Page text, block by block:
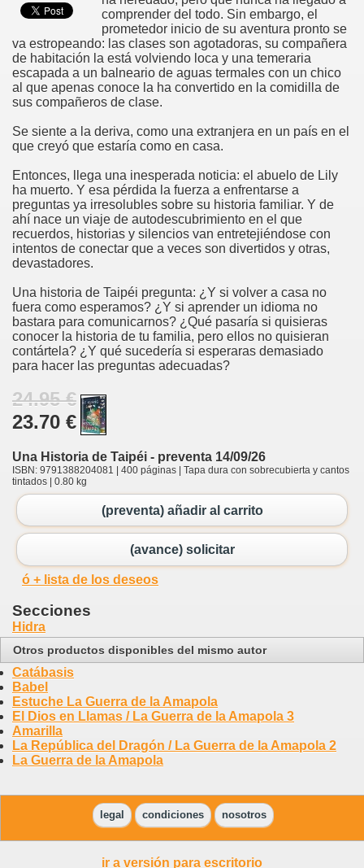
comprender del todo. Sin embargo, el
prometedor inicio de su aventura pronto se
va estropeando: las clases son agotadoras, su compañera
de habitación la está volviendo loca y una temeraria
escapada a un balneario de aguas termales con un chico
al que apenas conoce la ha convertido en la comidilla de
sus compañeros de clase.
Se siente a la deriva, como una extranjera en un país en el
que creyó que estaría como en casa.
Entonces, llega una inesperada noticia: el abuelo de Lily
ha muerto. Y esa pérdida la fuerza a enfrentarse a
preguntas ya irresolubles sobre su historia familiar. Y de
ahí nace un viaje de autodescubrimiento en el que
recuerdos, historias y silencios van entretejiéndose con
intentos de conectar que a veces son divertidos y otras,
devastadores.
Una historia de Taipéi pregunta: ¿Y si volver a casa no
fuera como esperamos? ¿Y si aprender un idioma no
bastara para comunicarnos? ¿Qué pasaría si quisieras
conocer la historia de tu familia, pero ellos no quisieran
contártela? ¿Y qué sucedería si esperaras demasiado
para hacer las preguntas adecuadas?
24.95 €
23.70 €
Una Historia de Taipéi - preventa 14/09/26
ISBN: 9791388204081 | 400 páginas | Tapa dura con sobrecubierta y cantos
tintados | 0.80 kg
(preventa) añadir al carrito
(avance) solicitar
ó + lista de los deseos
Secciones
Hidra
Otros productos disponibles del mismo autor
Catábasis
Babel
Estuche La Guerra de la Amapola
El Dios en Llamas / La Guerra de la Amapola 3
Amarilla
La República del Dragón / La Guerra de la Amapola 2
La Guerra de la Amapola
legal condiciones nosotros
ir a versión para escritorio